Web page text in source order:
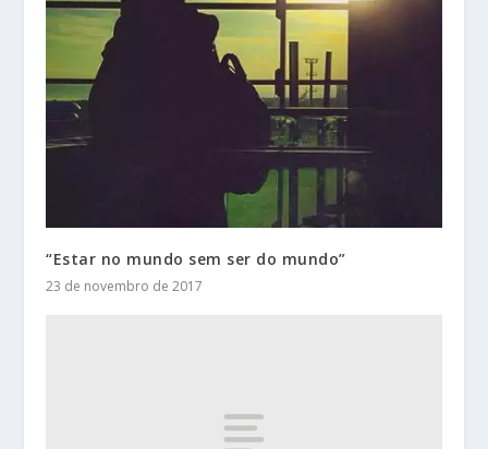
“Estar no mundo sem ser do mundo”
23 de novembro de 2017